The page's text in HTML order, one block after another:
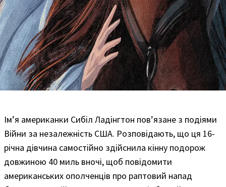
Ім’я американки Сибіл Ладінгтон пов’язане з подіями
Війни за незалежність США. Розповідають, що ця 16-
річна дівчина самостійно здійснила кінну подорож
довжиною 40 миль вночі, щоб повідомити
американських ополченців про раптовий напад